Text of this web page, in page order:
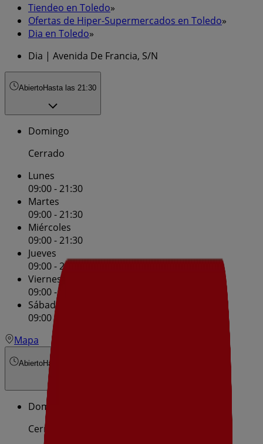
Tiendeo en Toledo»
Ofertas de Hiper-Supermercados en Toledo»
Dia en Toledo»
Dia | Avenida De Francia, S/N
AbiertoHasta las 21:30
Domingo
Cerrado
Lunes
09:00 - 21:30
Martes
09:00 - 21:30
Miércoles
09:00 - 21:30
Jueves
09:00 - 21:30
Viernes
09:00 - 21:30
Sábado
09:00 - 21:30
Mapa
AbiertoHasta las 21:30
Domingo
Cerrado